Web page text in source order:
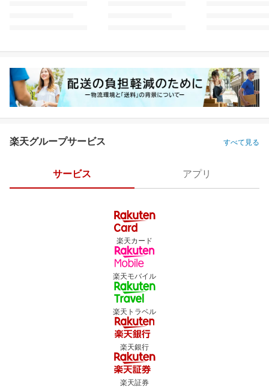
楽天グループサービス すべて見る
サービス アプリ
楽天カード
楽天モバイル
楽天トラベル
楽天銀行
楽天証券